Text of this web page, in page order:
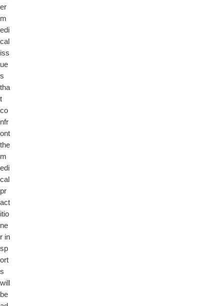
er
m
edi
cal
iss
ue
s
tha
t
co
nfr
ont
the
m
edi
cal
pr
act
itio
ne
r in
sp
ort
s
will
be